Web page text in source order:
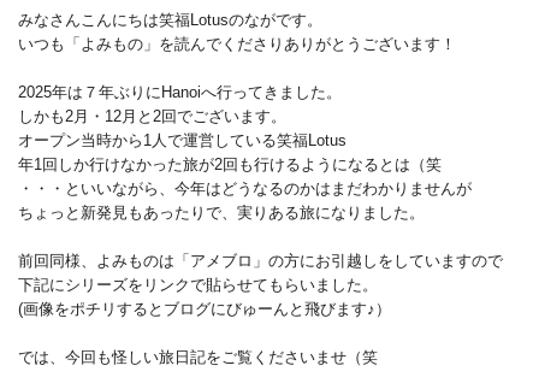
みなさんこんにちは笑福Lotusのながです。
いつも「よみもの」を読んでくださりありがとうございます！
2025年は７年ぶりにHanoiへ行ってきました。
しかも2月・12月と2回でございます。
オープン当時から1人で運営している笑福Lotus
年1回しか行けなかった旅が2回も行けるようになるとは（笑
・・・といいながら、今年はどうなるのかはまだわかりませんが
ちょっと新発見もあったりで、実りある旅になりました。
前回同様、よみものは「アメブロ」の方にお引越しをしていますので
下記にシリーズをリンクで貼らせてもらいました。
(画像をポチリするとブログにびゅーんと飛びます♪）
では、今回も怪しい旅日記をご覧くださいませ（笑